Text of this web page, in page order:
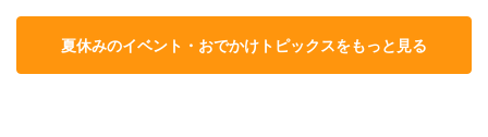
夏休みのイベント・おでかけトピックスをもっと見る